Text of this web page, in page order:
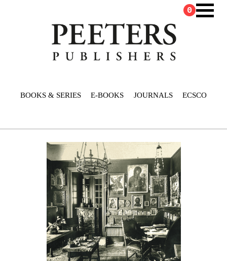
BOOKS & SERIES E-BOOKS JOURNALS ECSCO
0